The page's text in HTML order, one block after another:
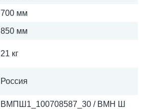
700 мм
850 мм
21 кг
Россия
ВМПШ1_100708587_30 / ВМН Ш